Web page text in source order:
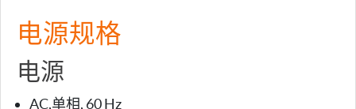
电源规格
电源
AC,单相, 60 Hz